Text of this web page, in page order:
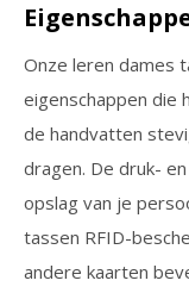
Onze leren dames
eigenschappen die
de handvatten
dragen. De druk-
opslag van je
tassen RFID-
andere kaarten